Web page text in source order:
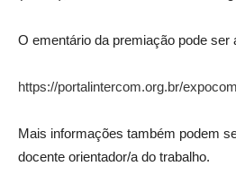
O ementário da premiação pode ser
https://portalintercom.org.br/
Mais informações também podem
docente orientador/a do trabalho.